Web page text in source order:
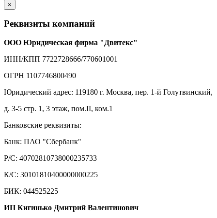
×
Реквизиты компаний
ООО Юридическая фирма "Двитекс"
ИНН/КПП 7722728666/770601001
ОГРН 1107746800490
Юридический адрес: 119180 г. Москва, пер. 1-й Голутвинский,
д. 3-5 стр. 1, 3 этаж, пом.II, ком.1
Банковские реквизиты:
Банк: ПАО "Сбербанк"
Р/С: 40702810738000235733
К/С: 30101810400000000225
БИК: 044525225
ИП Кигинько Дмитрий Валентинович